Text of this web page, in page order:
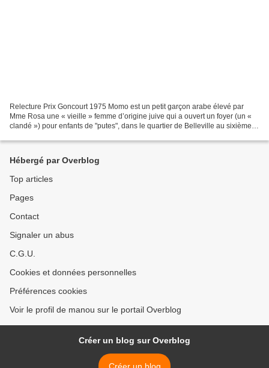
Relecture Prix Goncourt 1975 Momo est un petit garçon arabe élevé par
Mme Rosa une « vieille » femme d’origine juive qui a ouvert un foyer (un «
clandé ») pour enfants de "putes", dans le quartier de Belleville au sixième
Hébergé par Overblog
Top articles
Pages
Contact
Signaler un abus
C.G.U.
Cookies et données personnelles
Préférences cookies
Voir le profil de manou sur le portail Overblog
Créer un blog sur Overblog